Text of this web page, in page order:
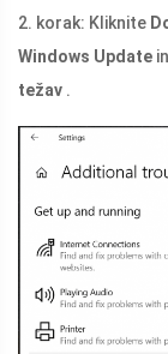
2. korak: Kliknite
Windows Update
težav .